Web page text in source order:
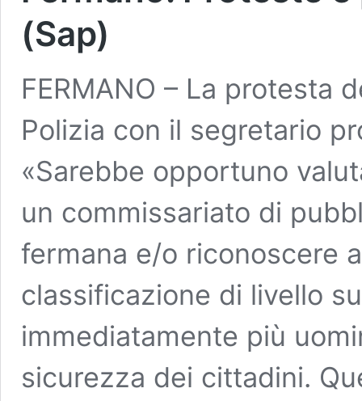
(Sap)
FERMANO – La protesta
Polizia con il segretario
«Sarebbe opportuno
un commissariato di
fermana e/o riconoscere
classificazione di livello
immediatamente più
sicurezza dei cittadini.